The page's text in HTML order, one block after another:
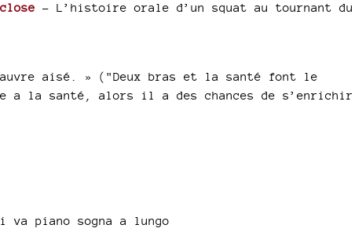
- L’histoire orale d’un squat au tournant du
aisé. » ("Deux bras et la santé font le
a la santé, alors il a des chances de s’enrichir.
va piano sogna a lungo